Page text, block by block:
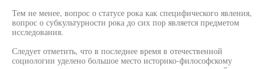
Тем не менее, вопрос о статусе рока как специфического явления,
вопрос о субкультурности рока до сих пор является предметом
исследования.
Следует отметить, что в последнее время в отечественной
социологии уделено большое место историко-философскому